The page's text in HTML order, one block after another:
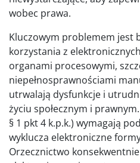
wobec prawa.
Kluczowym problemem jest
korzystania z
organami procesowymi,
niepełnosprawnościami
utrwalają dysfunkcje i
życiu społecznym i
§ 1 pkt 4 k.p.k.) wymagają
wyklucza elektroniczne
Orzecznictwo